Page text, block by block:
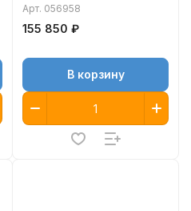
Арт. 056958
155 850 ₽
В корзину